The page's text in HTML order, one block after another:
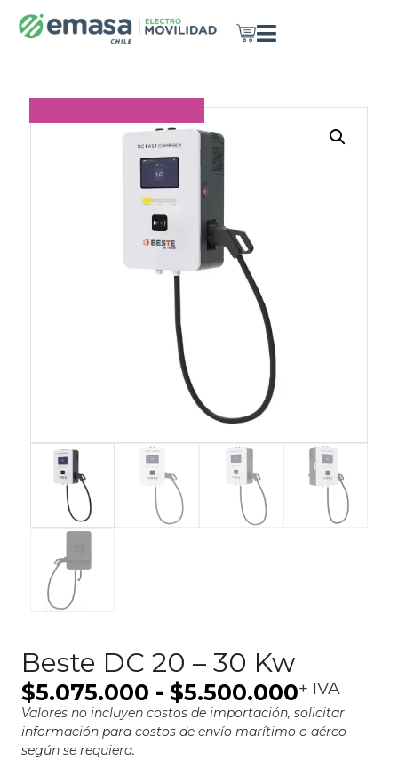
Beste DC 20 – 30 Kw
$5.075.000 - $5.500.000+ IVA
Valores no incluyen costos de importación, solicitar
información para costos de envío marítimo o aéreo
según se requiera.